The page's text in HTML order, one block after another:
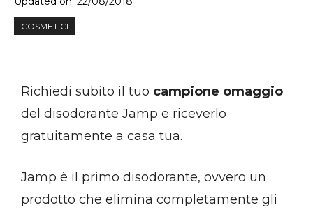
COSMETICI
Richiedi subito il tuo campione omaggio
del disodorante Jamp e riceverlo
gratuitamente a casa tua.
Jamp è il primo disodorante, ovvero un
prodotto che elimina completamente gli